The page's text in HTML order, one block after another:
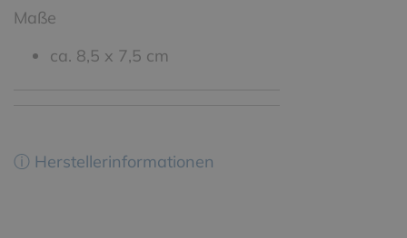
Maße
ca. 8,5 x 7,5 cm
ⓘ Herstellerinformationen